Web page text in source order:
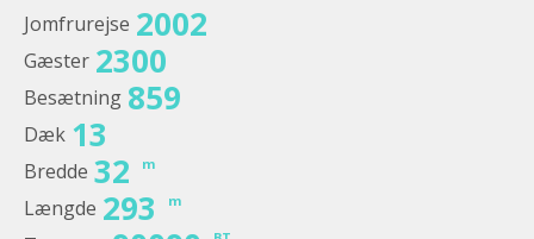
Jomfrurejse 2002
Gæster 2300
Besætning 859
Dæk 13
Bredde 32 m
Længde 293 m